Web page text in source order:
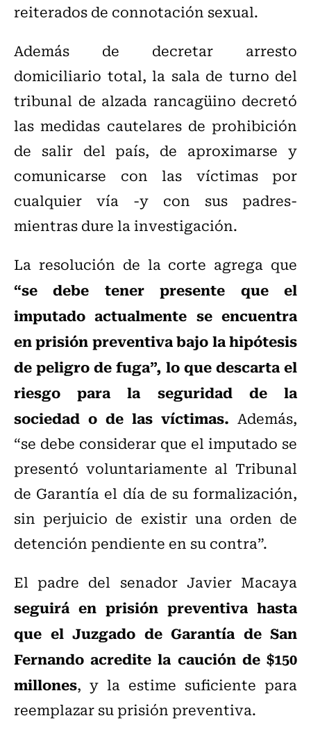
reiterados de connotación sexual.
Además de decretar arresto
domiciliario total, la sala de turno del
tribunal de alzada rancagüino decretó
las medidas cautelares de prohibición
de salir del país, de aproximarse y
comunicarse con las víctimas por
cualquier vía -y con sus padres-
mientras dure la investigación.
La resolución de la corte agrega que
“se debe tener presente que el
imputado actualmente se encuentra
en prisión preventiva bajo la hipótesis
de peligro de fuga”, lo que descarta el
riesgo para la seguridad de la
sociedad o de las víctimas. Además,
“se debe considerar que el imputado se
presentó voluntariamente al Tribunal
de Garantía el día de su formalización,
sin perjuicio de existir una orden de
detención pendiente en su contra”.
El padre del senador Javier Macaya
seguirá en prisión preventiva hasta
que el Juzgado de Garantía de San
Fernando acredite la caución de $150
millones, y la estime suficiente para
reemplazar su prisión preventiva.